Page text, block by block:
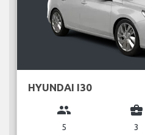
HYUNDAI I30
group
5
business_center
3